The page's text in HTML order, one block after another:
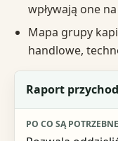
wpływają one
Mapa grupy
handlowe,
Dokument lub
Po co są potrzebne
Raport